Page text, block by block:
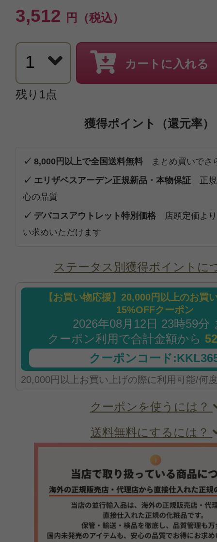
3,512 円（税込）
カートに入れる
残り1点
獲得ポイント（還元率）
✓ 8,000円以上で全国送料無料 まとめ買いでさ
✓ エリザベスアーデン正規新品・本物保証 正規
心の品質
✓ デパコスアウトレット特別価格 店頭定価よ
い求めいただけます
ステータス別獲得ポイントに
【お買い物応援】20,000円以上のお買
15%OFFクーポン
2026年08月12日 23時59分
クーポン利用で合計金額から
クーポンコード
20,000円以上お買い上げの際に利用可能/何
クーポンを使うには？
送料無料にするには？